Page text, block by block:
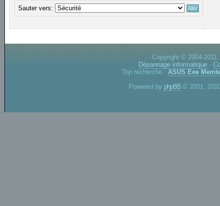
Sauter vers:
Copyright © 2004-
Dépannage informatique -
Top recherche : ASUS Eee
Powered by phpBB © 2001,